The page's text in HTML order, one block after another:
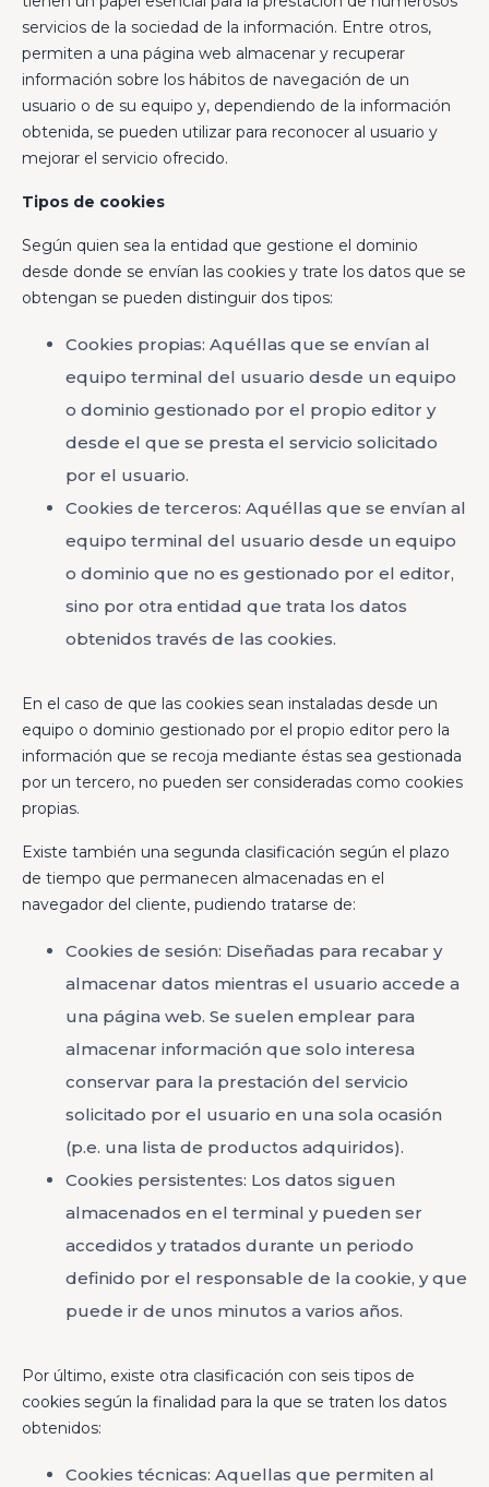
servicios de la sociedad de la información. Entre otros,
permiten a una página web almacenar y recuperar
información sobre los hábitos de navegación de un
usuario o de su equipo y, dependiendo de la información
obtenida, se pueden utilizar para reconocer al usuario y
mejorar el servicio ofrecido.
Tipos de cookies
Según quien sea la entidad que gestione el dominio
desde donde se envían las cookies y trate los datos que se
obtengan se pueden distinguir dos tipos:
Cookies propias: Aquéllas que se envían al
equipo terminal del usuario desde un equipo
o dominio gestionado por el propio editor y
desde el que se presta el servicio solicitado
por el usuario.
Cookies de terceros: Aquéllas que se envían al
equipo terminal del usuario desde un equipo
o dominio que no es gestionado por el editor,
sino por otra entidad que trata los datos
obtenidos través de las cookies.
En el caso de que las cookies sean instaladas desde un
equipo o dominio gestionado por el propio editor pero la
información que se recoja mediante éstas sea gestionada
por un tercero, no pueden ser consideradas como cookies
propias.
Existe también una segunda clasificación según el plazo
de tiempo que permanecen almacenadas en el
navegador del cliente, pudiendo tratarse de:
Cookies de sesión: Diseñadas para recabar y
almacenar datos mientras el usuario accede a
una página web. Se suelen emplear para
almacenar información que solo interesa
conservar para la prestación del servicio
solicitado por el usuario en una sola ocasión
(p.e. una lista de productos adquiridos).
Cookies persistentes: Los datos siguen
almacenados en el terminal y pueden ser
accedidos y tratados durante un periodo
definido por el responsable de la cookie, y que
puede ir de unos minutos a varios años.
Por último, existe otra clasificación con seis tipos de
cookies según la finalidad para la que se traten los datos
obtenidos:
Cookies técnicas: Aquellas que permiten al